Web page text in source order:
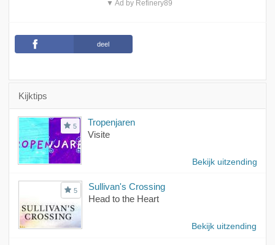
▼ Ad by Refinery89
deel
Kijktips
5
Tropenjaren
Visite
Bekijk uitzending
5
Sullivan's Crossing
Head to the Heart
Bekijk uitzending